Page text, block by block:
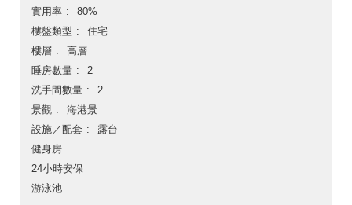
實用率
80%
樓盤類型
住宅
樓層
高層
睡房數量
2
洗手間數量
2
景觀
海港景
設施／配套
露台
健身房
24小時安保
游泳池